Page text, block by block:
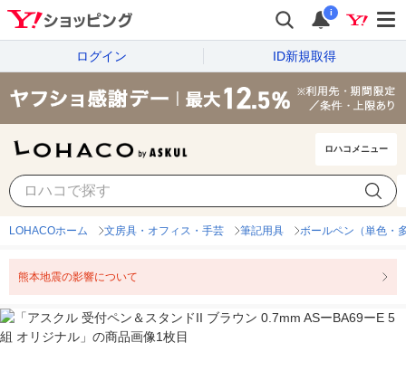
i
ログイン ID新規取得
ロハコメニュー
LOHACOホーム 文房具・オフィス・手芸 筆記用具 ボールペン（単色・
熊本地震の影響について